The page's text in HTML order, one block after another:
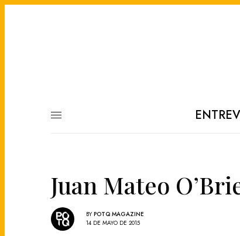
Juan Mateo
BY POTQ MAGAZINE
14 DE MAYO DE 2015